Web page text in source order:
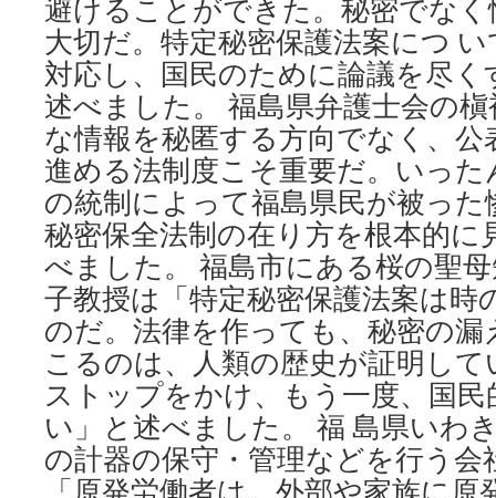
避けることができた。秘密でな
大切だ。特定秘密保護法案につ
対応し、国民のために論議を尽
述べました。 福島県弁護士会の
な情報を秘匿する方向でなく、公
進める法制度こそ重要だ。いっ
の統制によって福島県民が被っ
秘密保全法制の在り方を根本的に
べました。 福島市にある桜の聖
子教授は「特定秘密保護法案は時
のだ。法律を作っても、秘密の
こるのは、人類の歴史が証明し
ストップをかけ、もう一度、国
い」と述べました。 福 島県いわ
の計器の保守・管理などを行う会
「原発労働者は、外部や家族に